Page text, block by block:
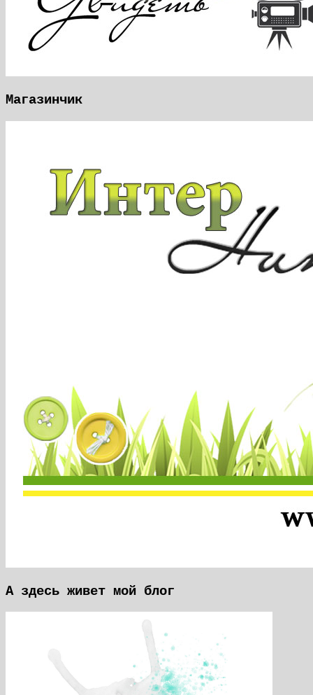
Магазинчик
А здесь живет мой блог